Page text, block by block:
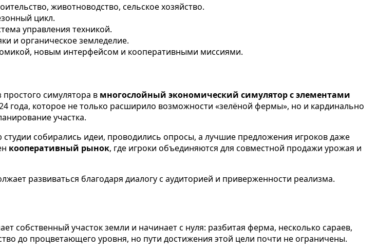
животноводство, сельское хозяйство.
цикл.
управления техникой.
и органическое земледелие.
новым интерфейсом и кооперативными миссиями.
симулятора в многослойный экономический симулятор с элементами
года, которое не только расширило возможности «зелёной фермы», но и кардинально
участка.
собирались идеи, проводились опросы, а лучшие предложения игроков даже
кооперативный рынок, где игроки объединяются для совместной продажи урожая и
развиваться благодаря диалогу с аудиторией и приверженности реализма.
собственный участок земли и начинает с нуля: разбитая ферма, несколько сараев,
до процветающего уровня, но пути достижения этой цели почти не ограничены.